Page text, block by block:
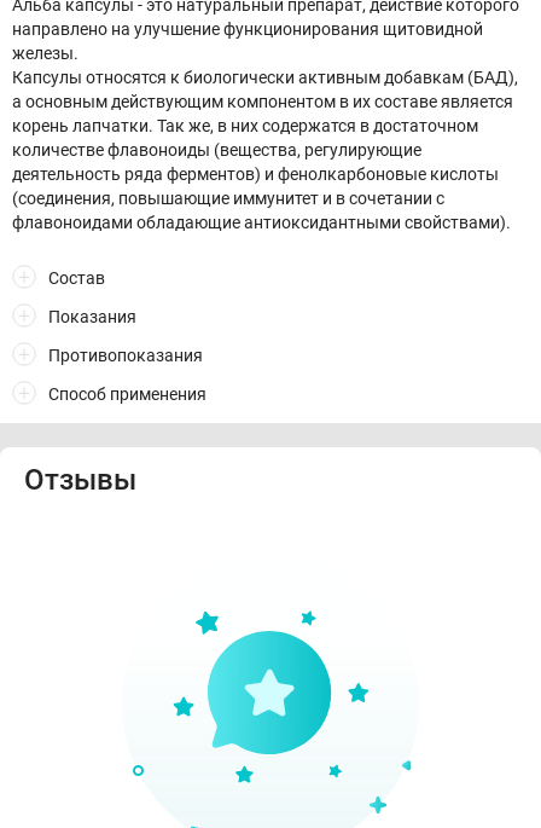
Альба капсулы - это натуральный препарат, действие которого
направлено на улучшение функционирования щитовидной
железы.
Капсулы относятся к биологически активным добавкам (БАД),
а основным действующим компонентом в их составе является
корень лапчатки. Так же, в них содержатся в достаточном
количестве флавоноиды (вещества, регулирующие
деятельность ряда ферментов) и фенолкарбоновые кислоты
(соединения, повышающие иммунитет и в сочетании с
флавоноидами обладающие антиоксидантными свойствами).
Состав
Показания
Противопоказания
Способ применения
Отзывы